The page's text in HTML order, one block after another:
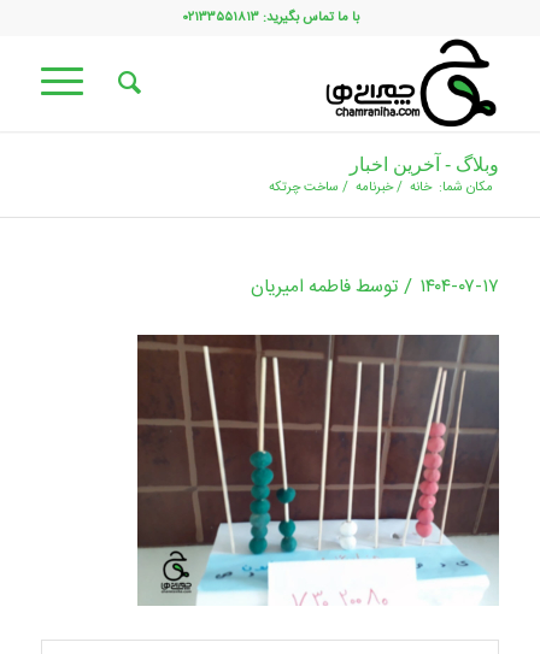
با ما تماس بگیرید: ۰۲۱۳۳۵۵۱۸۱۳
وبلاگ - آخرین اخبار
مکان شما: خانه /خبرنامه / ساخت چرتکه
۱۴۰۴-۰۷-۱۷ / توسطفاطمه امیریان